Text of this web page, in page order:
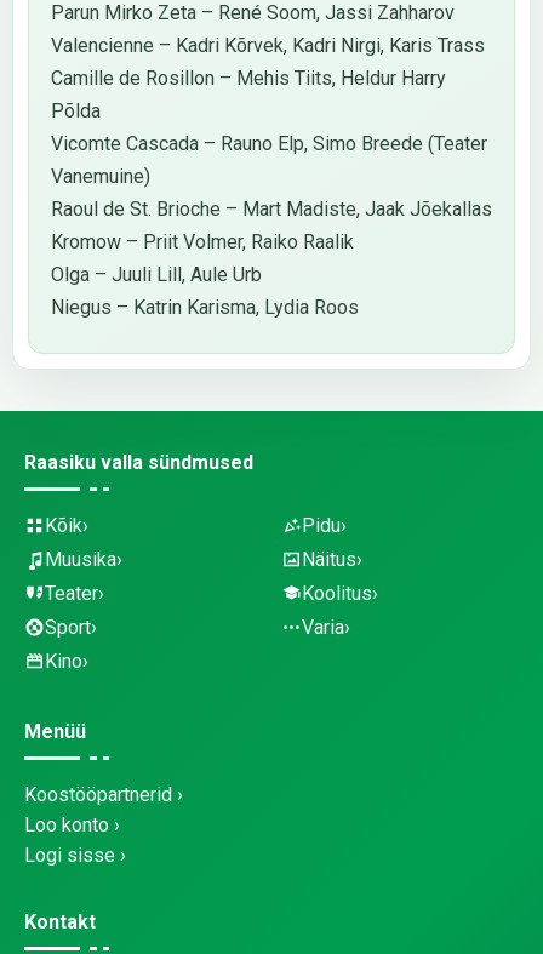
Parun Mirko Zeta – René Soom, Jassi Zahharov
Valencienne – Kadri Kõrvek, Kadri Nirgi, Karis Trass
Camille de Rosillon – Mehis Tiits, Heldur Harry
Põlda
Vicomte Cascada – Rauno Elp, Simo Breede (Teater
Vanemuine)
Raoul de St. Brioche – Mart Madiste, Jaak Jõekallas
Kromow – Priit Volmer, Raiko Raalik
Olga – Juuli Lill, Aule Urb
Niegus – Katrin Karisma, Lydia Roos
Raasiku valla sündmused
Kõik
Muusika
Teater
Sport
Kino
Pidu
Näitus
Koolitus
Varia
Menüü
Koostööpartnerid
Loo konto
Logi sisse
Kontakt